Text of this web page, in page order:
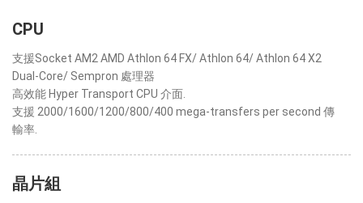
CPU
支援Socket AM2 AMD Athlon 64 FX/ Athlon 64/ Athlon 64 X2
Dual-Core/ Sempron 處理器
高效能 Hyper Transport CPU 介面.
支援 2000/1600/1200/800/400 mega-transfers per second 傳
輸率.
晶片組